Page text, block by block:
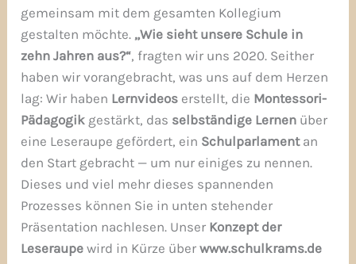
gemeinsam mit dem gesamten Kollegium
gestalten möchte. „Wie sieht unsere Schule in
zehn Jahren aus?“, fragten wir uns 2020. Seither
haben wir vorangebracht, was uns auf dem Herzen
lag: Wir haben Lernvideos erstellt, die Montessori-
Pädagogik gestärkt, das selbständige Lernen über
eine Leseraupe gefördert, ein Schulparlamentan
den Start gebracht — um nur einiges zu nennen.
Dieses und viel mehr dieses spannenden
Prozesses können Sie in unten stehender
Präsentation nachlesen. Unser Konzept der
Leseraupe wird in Kürze über www.schulkrams.de